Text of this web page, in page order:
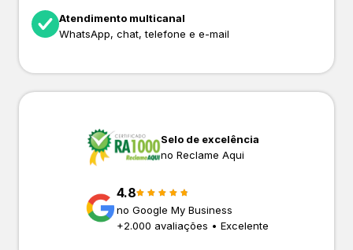
Atendimento multicanal
WhatsApp, chat, telefone e e-mail
Selo de excelência
no Reclame Aqui
4.8
no Google My Business
+2.000 avaliações • Excelente